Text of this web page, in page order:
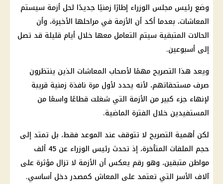
وضع رئيس مجلس الوزراء إطارًا زمنيًا جديدًا لحل أزمة سيستم
المعاشات، بعدما أكد أن الأزمة في مراحلها الأخيرة، وأن
الحالات المتبقية سيتم التعامل معها خلال أيام قليلة قد تصل
إلى أسبوعين.
ويعد هذا التصريح مهمًا لأصحاب المعاشات الذين ينتظرون
صرف مستحقاتهم، لأنه يحدد لأول مرة نافذة زمنية قريبة
لإنهاء جزء كبير من الأزمة التي شغلت قطاعًا واسعًا من
المستفيدين خلال الفترة الماضية.
لكن أهمية التصريح لا تتوقف عند الموعد فقط، بل تمتد إلى
حجم الملفات المتأخرة، إذ تحدث رئيس الوزراء
عن 45 ألف
مواطن متبقين، وهو رقم يعكس أن الأزمة لا تزال مؤثرة على
آلاف الأسر التي تعتمد على المعاش كمصدر دخل أساسي.